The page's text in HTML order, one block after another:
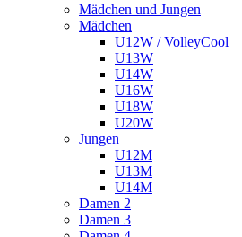
Mädchen und Jungen
Mädchen
U12W / VolleyCool
U13W
U14W
U16W
U18W
U20W
Jungen
U12M
U13M
U14M
Damen 2
Damen 3